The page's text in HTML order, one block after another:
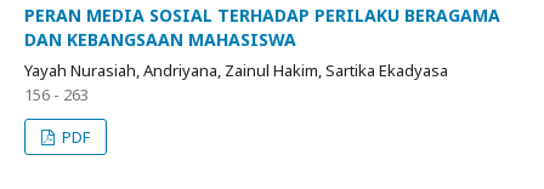
PERAN MEDIA SOSIAL TERHADAP PERILAKU BERAGAMA
DAN KEBANGSAAN MAHASISWA
Yayah Nurasiah, Andriyana, Zainul Hakim, Sartika Ekadyasa
156 - 263
PDF